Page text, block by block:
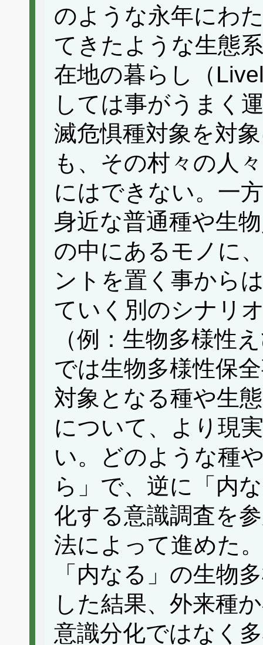
のような永年にわ
てきたような生態
在地の暮らし（
しては事がうまく
滅危惧種対象を対
も、その村々の人
にはできない。一
身近な普通種や生
の中にあるモノに
ントを置く事から
ていく別のシナリ
（例：生物多様性
では生物多様性保
対象となる種や生
について、より現
い。どのような種
ら」で、逆に「内
化する意識調査を
法によって進めた
「内なる」の生物
した結果、外来種
意識分化ではなく